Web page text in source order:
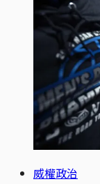
威權政治